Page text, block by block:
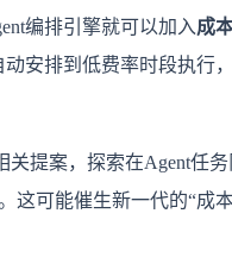
编排引擎就可以加入成
安排到低费率时段执行
关提案，探索在Agent任
这可能催生新一代的“成